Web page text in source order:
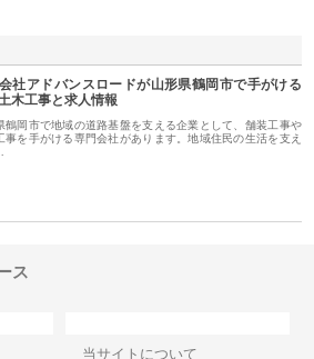
社アドバンスロードが山形県鶴岡市で手がける
木工事と求人情報
鶴岡市で地域の道路基盤を支える企業として、舗装工事や
事を手がける専門会社があります。地域住民の生活を支え
ス
当サイトについて